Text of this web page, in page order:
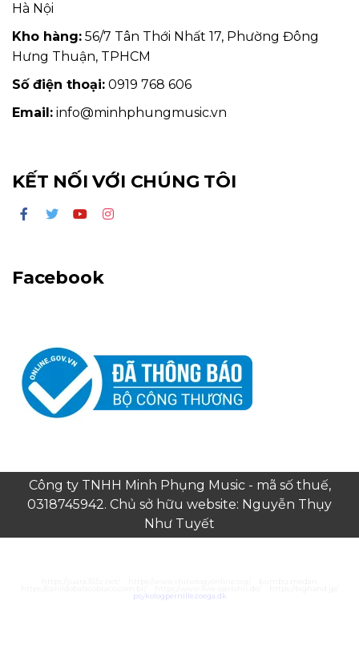
Hà Nội
Kho hàng: 56/7 Tân Thới Nhất 17, Phường Đông
Hưng Thuận, TPHCM
Số điện thoại: 0919 768 606
Email: info@minhphungmusic.vn
KẾT NỐI VỚI CHÚNG TÔI
Facebook
Công ty TNHH Minh Phụng Music - mã số thuế,
0318745942. Chủ sở hữu website: Nguyễn Thụy
Như Tuyết
psykologpernillezoega.dk